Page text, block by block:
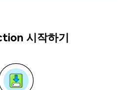
각 여행에 대한 상세 운전 기록 보고서
니다.
시작하기